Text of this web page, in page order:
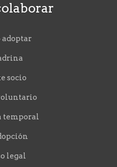
adoptar
socio
temporal
legal